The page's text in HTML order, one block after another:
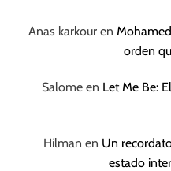
Anas karkour en
orden
Salome en Let Me Be:
Hilman en Un
estado